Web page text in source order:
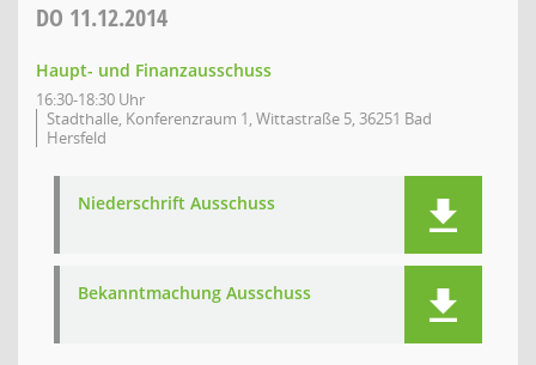
DO 11.12.2014
Haupt- und Finanzausschuss
16:30-18:30 Uhr
Stadthalle, Konferenzraum 1, Wittastraße 5, 36251 Bad
Hersfeld
Niederschrift Ausschuss
Bekanntmachung Ausschuss